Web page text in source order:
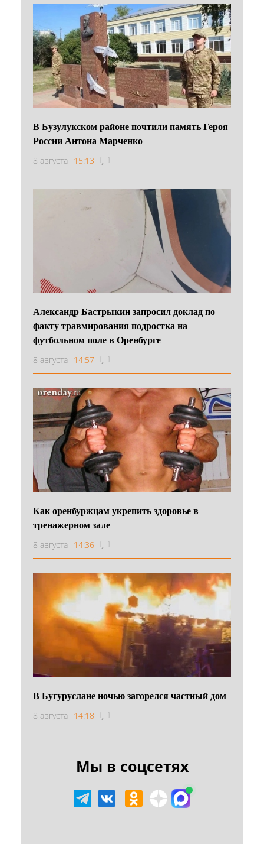
В Бузулукском районе почтили память Героя
России Антона Марченко
8 августа 15:13
Александр Бастрыкин запросил доклад по
факту травмирования подростка на
футбольном поле в Оренбурге
8 августа 14:57
Как оренбуржцам укрепить здоровье в
тренажерном зале
8 августа 14:36
В Бугуруслане ночью загорелся частный дом
8 августа 14:18
Мы в соцсетях